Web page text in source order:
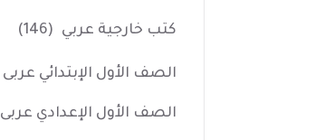
كتب خارجية عربي (146)
الصف الأول الإبتدائي عربى
الصف الأول الإعدادي عربى